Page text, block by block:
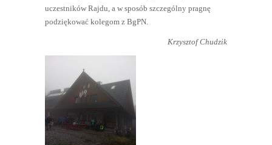
uczestników Rajdu, a w sposób szczególny pragnę
podziękować kolegom z BgPN.
Krzysztof Chudzik